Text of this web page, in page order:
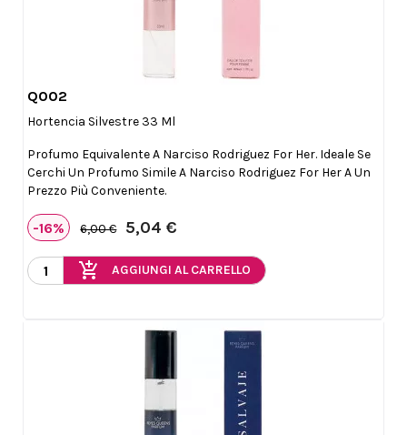
Q002
Hortencia Silvestre 33 Ml
Profumo Equivalente A Narciso Rodriguez For Her. Ideale Se
Cerchi Un Profumo Simile A Narciso Rodriguez For Her A Un
Prezzo Più Conveniente.
-16% 6,00 € 5,04 €
add_shopping_cart AGGIUNGI AL CARRELLO